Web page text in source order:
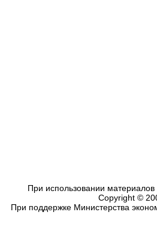
При использовании материалов
Copyright ©
При поддержке Министерства